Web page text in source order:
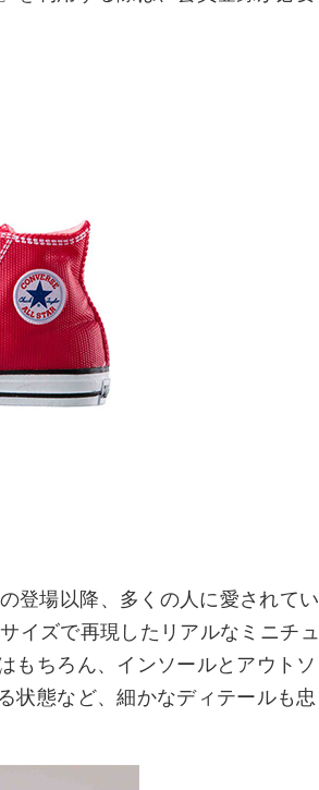
登場以降、多くの人に愛されてい
イズで再現したリアルなミニチュ
もちろん、インソールとアウトソ
状態など、細かなディテールも忠